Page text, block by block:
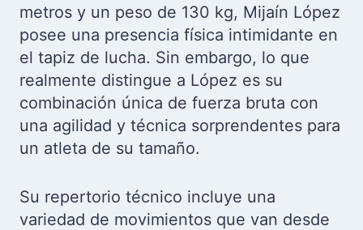
metros y un peso de 130 kg, Mijaín López
posee una presencia física intimidante en
el tapiz de lucha. Sin embargo, lo que
realmente distingue a López es su
combinación única de fuerza bruta con
una agilidad y técnica sorprendentes para
un atleta de su tamaño.
Su repertorio técnico incluye una
variedad de movimientos que van desde